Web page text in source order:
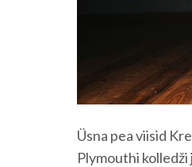
Üsna pea viisid
Plymouthi kolledži